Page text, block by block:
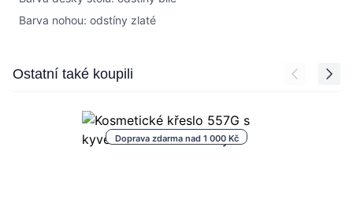
Barva nohou: odstíny zlaté
Press to skip carousel
Ostatní také koupili
Doprava zdarma nad 1 000 Kč